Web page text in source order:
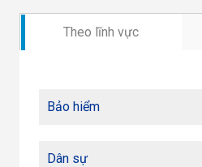
Theo lĩnh vực
Bảo hiểm
Dân sự